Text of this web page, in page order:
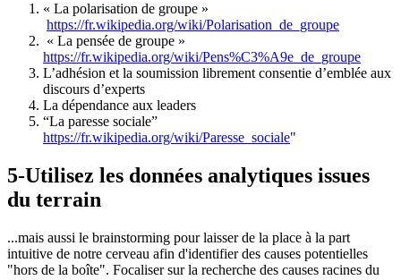
« La polarisation de groupe »
https://fr.wikipedia.org/wiki/Polarisation_de_groupe
« La pensée de groupe »
https://fr.wikipedia.org/wiki/Pens%C3%A9e_de_groupe
L’adhésion et la soumission librement consentie d’emblée aux
discours d’experts
La dépendance aux leaders
“La paresse sociale”
https://fr.wikipedia.org/wiki/Paresse_sociale"
5-Utilisez les données analytiques issues
du terrain
...mais aussi le brainstorming pour laisser de la place à la part
intuitive de notre cerveau afin d'identifier des causes potentielles
"hors de la boîte". Focaliser sur la recherche des causes racines du